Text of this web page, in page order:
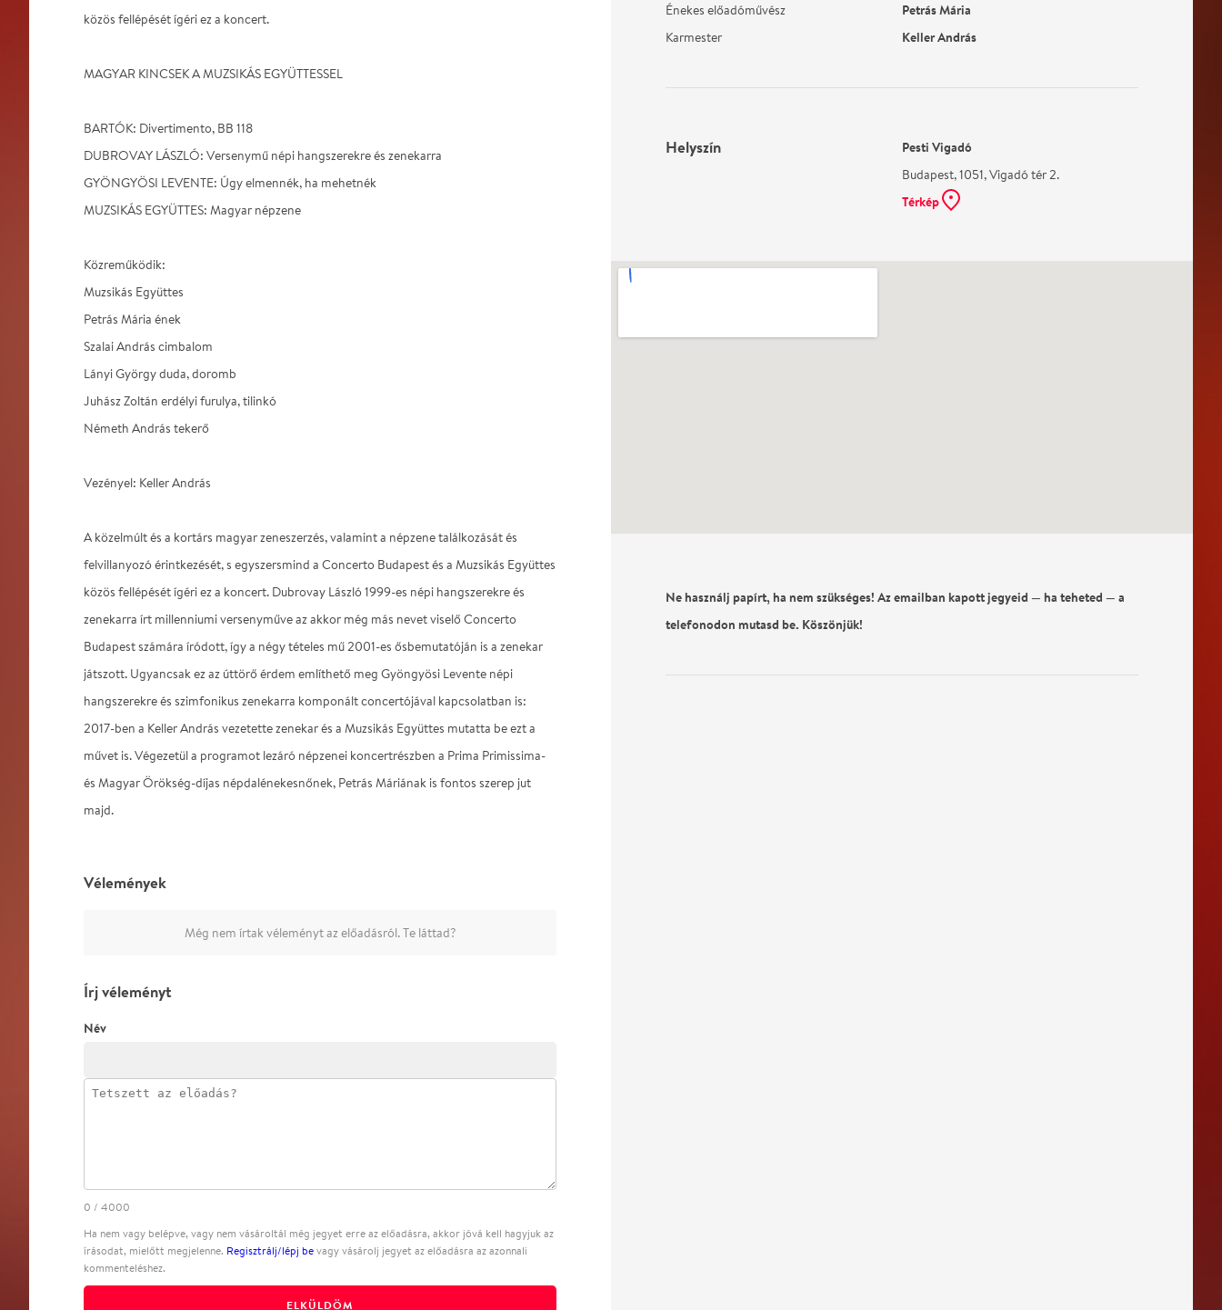
közös fellépését ígéri ez a koncert.
MAGYAR KINCSEK A MUZSIKÁS EGYÜTTESSEL
BARTÓK: Divertimento, BB 118
DUBROVAY LÁSZLÓ: Versenymű népi hangszerekre és zenekarra
GYÖNGYÖSI LEVENTE: Úgy elmennék, ha mehetnék
MUZSIKÁS EGYÜTTES: Magyar népzene
Közreműködik:
Muzsikás Együttes
Petrás Mária ének
Szalai András cimbalom
Lányi György duda, doromb
Juhász Zoltán erdélyi furulya, tilinkó
Németh András tekerő
Vezényel: Keller András
A közelmúlt és a kortárs magyar zeneszerzés, valamint a népzene találkozását és
felvillanyozó érintkezését, s egyszersmind a Concerto Budapest és a Muzsikás Együttes
közös fellépését ígéri ez a koncert. Dubrovay László 1999-es népi hangszerekre és
zenekarra írt millenniumi versenyműve az akkor még más nevet viselő Concerto
Budapest számára íródott, így a négy tételes mű 2001-es ősbemutatóján is a zenekar
játszott. Ugyancsak ez az úttörő érdem említhető meg Gyöngyösi Levente népi
hangszerekre és szimfonikus zenekarra komponált concertójával kapcsolatban is:
2017-ben a Keller András vezetette zenekar és a Muzsikás Együttes mutatta be ezt a
művet is. Végezetül a programot lezáró népzenei koncertrészben a Prima Primissima-
és Magyar Örökség-díjas népdalénekesnőnek, Petrás Máriának is fontos szerep jut
majd.
Énekes előadóművész Petrás Mária
Karmester Keller András
Helyszín Pesti Vigadó
Budapest, 1051, Vigadó tér 2.
Térkép
Ne használj papírt, ha nem szükséges! Az emailban kapott jegyeid — ha teheted — a
telefonodon mutasd be. Köszönjük!
Vélemények
Még nem írtak véleményt az előadásról. Te láttad?
Írj véleményt
Név
0 / 4000
Ha nem vagy belépve, vagy nem vásároltál még jegyet erre az előadásra, akkor jóvá kell hagyjuk az
írásodat, mielőtt megjelenne. Regisztrálj/lépj be vagy vásárolj jegyet az előadásra az azonnali
kommenteléshez.
ELKÜLDÖM